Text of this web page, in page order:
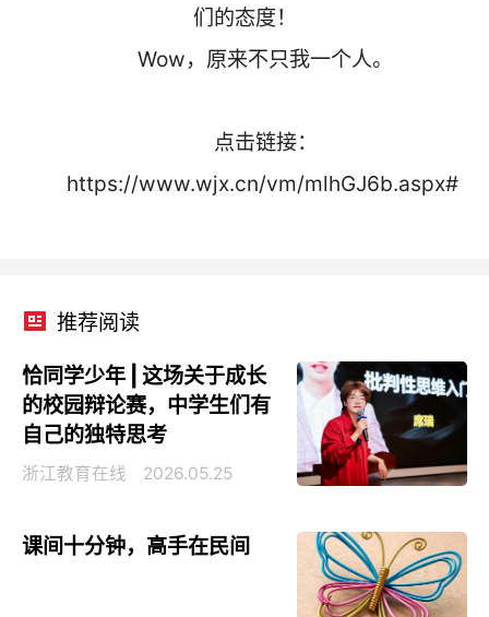
们的态度！
Wow，原来不只我一个人。
点击链接：
https://www.wjx.cn/vm/mlhGJ6b.aspx#
推荐阅读
恰同学少年 | 这场关于成长
的校园辩论赛，中学生们有
自己的独特思考
浙江教育在线 2026.05.25
课间十分钟，高手在民间